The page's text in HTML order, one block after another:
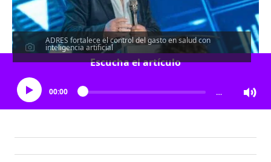
ADRES fortalece el control del gasto en salud con
inteligencia artificial
Escucha el artículo
00:00 …